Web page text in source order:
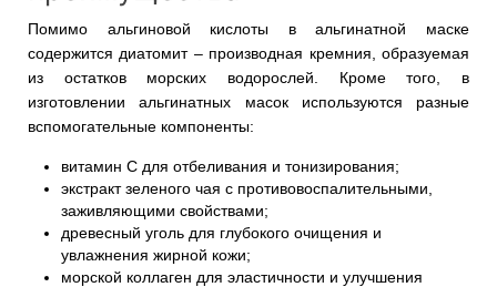
Помимо альгиновой кислоты в альгинатной маске
содержится диатомит – производная кремния, образуемая
из остатков морских водорослей. Кроме того, в
изготовлении альгинатных масок используются разные
вспомогательные компоненты:
витамин С для отбеливания и тонизирования;
экстракт зеленого чая с противовоспалительными,
заживляющими свойствами;
древесный уголь для глубокого очищения и
увлажнения жирной кожи;
морской коллаген для эластичности и улучшения